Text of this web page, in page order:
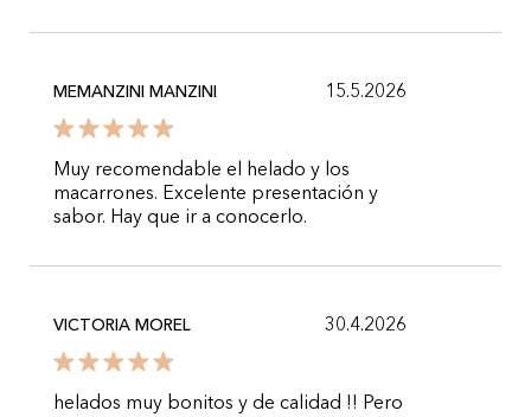
MEMANZINI MANZINI 15.5.2026
Muy recomendable el helado y los
macarrones. Excelente presentación y
sabor. Hay que ir a conocerlo.
VICTORIA MOREL 30.4.2026
helados muy bonitos y de calidad !! Pero